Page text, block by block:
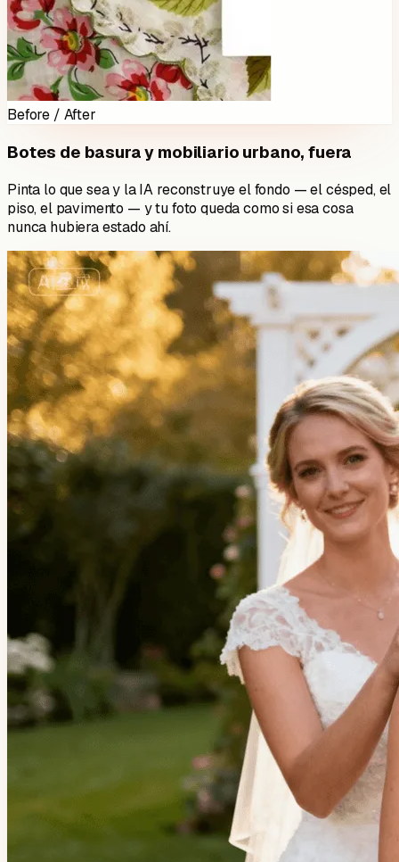
Before / After
Botes de basura y mobiliario urbano, fuera
Pinta lo que sea y la IA reconstruye el fondo — el césped, el
piso, el pavimento — y tu foto queda como si esa cosa
nunca hubiera estado ahí.